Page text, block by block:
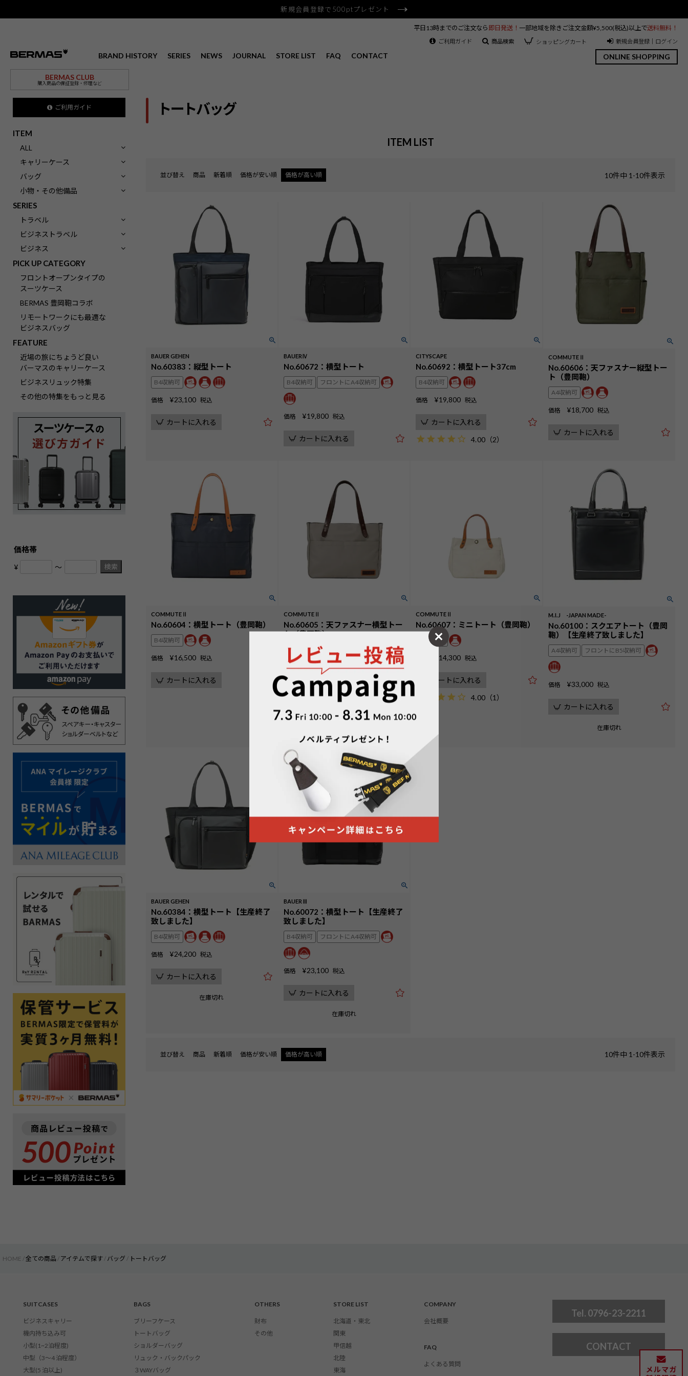
新規会員登録で500ptプレゼント
BRAND HISTORY SERIES NEWS JOURNAL STORE LIST FAQ CONTACT
BERMAS CLUB
購入商品の保証登録・修理など
ONLINE SHOPPING
平日13時までのご注文なら 即日発送！ 一部地域を除きご注文金額¥5,500(税込)以上で送料無料！
ご利用ガイド 商品検索 ショッピングカート 新規会員登録｜ログイン
ご利用ガイド
ITEM
ALL
キャリーケース
バッグ
小物・その他備品
SERIES
トラベル
ビジネストラベル
ビジネス
PICK UP CATEGORY
フロントオープンタイプの
スーツケース
BERMAS 豊岡鞄コラボ
リモートワークにも最適な
ビジネスバッグ
FEATURE
近場の旅にちょうど良い
バーマスのキャリーケース
ビジネスリュック特集
その他の特集をもっと見る
価格帯
¥ 〜 検索
トートバッグ
ITEM LIST
並び替え 商品 新着順 価格が安い順 価格が高い順 10件中 1 -10件表示
BAUER GEHEN
No.60383：縦型トート
B4収納可
価格 ¥23,100 税込
カートに入れる
BAUERⅣ
No.60672：横型トート
B4収納可 フロントにA4収納可
価格 ¥19,800 税込
カートに入れる
CITYSCAPE
No.60692：横型トート37cm
B4収納可
価格 ¥19,800 税込
カートに入れる
4.00 （2）
COMMUTEⅡ
No.60606：天ファスナー縦型トー
ト（豊岡鞄）
A4収納可
価格 ¥18,700 税込
カートに入れる
COMMUTEⅡ
No.60604：横型トート（豊岡鞄）
B4収納可
価格 ¥16,500 税込
カートに入れる
COMMUTEⅡ
No.60605：天ファスナー横型トー
ト（豊岡鞄）
A4収納可
価格 ¥16,500 税込
カートに入れる
COMMUTEⅡ
No.60607：ミニトート（豊岡鞄）
A5収納可
14,300 税込
カートに入れる
4.00 （1）
M.I.J -JAPAN MADE-
No.60100：スクエアトート（豊岡
鞄）【生産終了致しました】
A4収納可 フロントにB5収納可
価格 ¥33,000 税込
カートに入れる
在庫切れ
BAUER GEHEN
No.60384：横型トート【生産終了
致しました】
B4収納可
価格 ¥24,200 税込
カートに入れる
在庫切れ
BAUERⅢ
No.60072：横型トート【生産終了
致しました】
B4収納可 フロントにA4収納可
価格 ¥23,100 税込
カートに入れる
在庫切れ
並び替え 商品 新着順 価格が安い順 価格が高い順 10件中 1 -10件表示
HOME 全ての商品 アイテムで探す バッグ トートバッグ
SUITCASES
ビジネスキャリー
機内持ち込み可
小型(1~2泊程度)
中型（3〜4 泊程度）
大型(5 泊以上)
BAGS
ブリーフケース
トートバッグ
ショルダーバッグ
リュック・バックパック
３WAYバッグ
OTHERS
財布
その他
STORE LIST
北海道・東北
関東
甲信越
北陸
東海
COMPANY
会社概要
FAQ
よくある質問
Tel. 0796-23-2211
CONTACT